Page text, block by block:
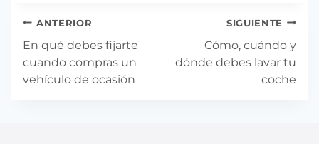
Navegación
de
entradas
ANTERIOR
En qué debes fijarte
cuando compras un
vehículo de ocasión
SIGUIENTE
Cómo, cuándo y
dónde debes lavar tu
coche